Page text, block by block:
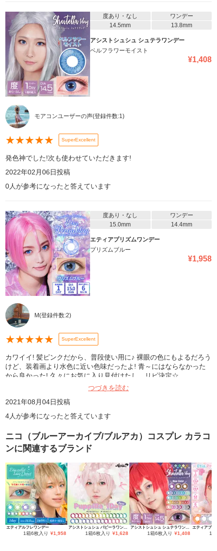
度あり・なし
ワンデー
14.5mm
13.8mm
アシストシュシュ シュテラワンデー
ベルフラワーモイスト
¥1,408
モアコンユーザーの声(登録件数:1)
★★★★★ SuperExcellent
発色神でした!次も使わせていただきます!
2022年02月06日投稿
0人が参考になったと答えています
度あり・なし
ワンデー
15.0mm
14.4mm
エティアプリズムワンデー
プリズムブルー
¥1,958
M(登録件数:2)
★★★★★ SuperExcellent
カワイイ! 髪ピンクだから、普段使い用に♪ 裸眼の色にもよるだろう
けど、装着画より水色に近い色味だったよ! 青～にはならなかった
から良かった! 久々にお気に入り見付けたし、リピ決定☆
つづきを読む
2021年08月04日投稿
4人が参考になったと答えています
ニコ（ブルーアーカイブ/ブルアカ）コスプレ カラコ
ンに関連するブランド
エティアルフレワンデー
1箱6枚入り ¥1,958
アシストシュシュ パピーラワンデー
1箱6枚入り ¥1,628
アシストシュシュ シュテラワンデー
1箱6枚入り ¥1,408
エティアプリ
1